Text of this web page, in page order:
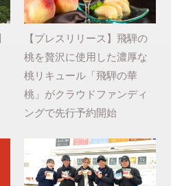
【プレスリリース】飛騨の
桃を贅沢に使用した濃厚な
桃リキュール「飛騨の華
桃」がクラウドファンディ
ングで先行予約開始